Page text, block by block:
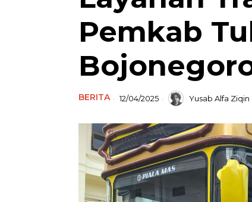
Pemkab
BERITA 12/04/2025 Yusab Alfa Ziqin